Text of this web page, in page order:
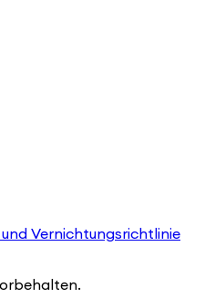
Vernichtungsrichtlinie